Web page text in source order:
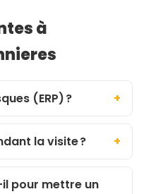
à
(ERP) ?
la visite ?
pour mettre un